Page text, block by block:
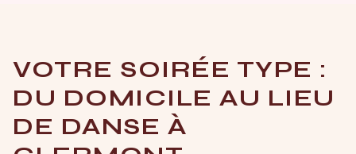
VOTRE SOIRÉE TYPE :
DU DOMICILE AU LIEU
DE DANSE À